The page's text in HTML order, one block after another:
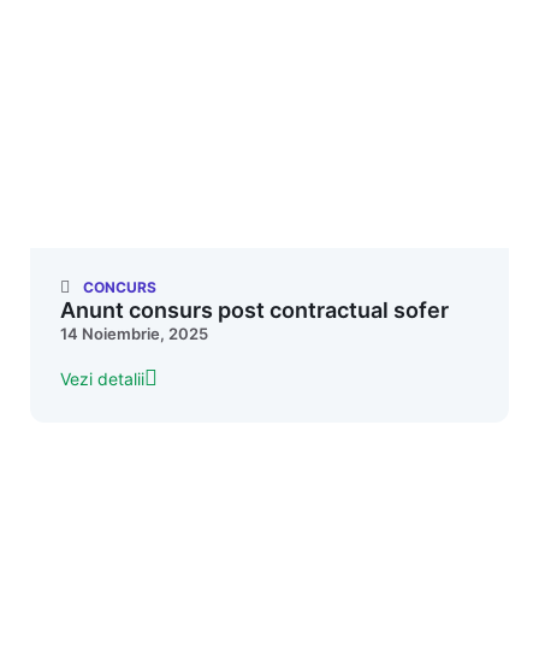
CONCURS
Anunt consurs post contractual sofer
14 Noiembrie, 2025
Vezi detalii